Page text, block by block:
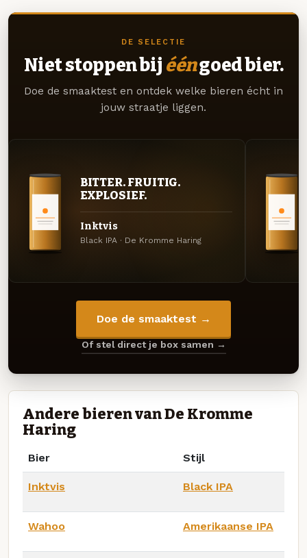
DE SELECTIE
Niet stoppen bij ééngoed bier.
Doe de smaaktest en ontdek welke bieren écht in
jouw straatje liggen.
BITTER. FRUITIG.
EXPLOSIEF.
Inktvis
Black IPA · De Kromme Haring
Doe de smaaktest →
Of stel direct je box samen →
Andere bieren van De Kromme
Haring
Bier Stijl
Inktvis Black IPA
Wahoo Amerikaanse IPA